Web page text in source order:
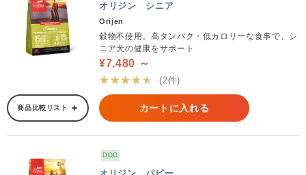
オリジン シニア
Orijen
穀物不使用。高タンパク・低カロリーな食事で、シ
ニア犬の健康をサポート
¥7,480 ～
★★★★★
(2件)
商品比較リスト カートに入れる
DOG